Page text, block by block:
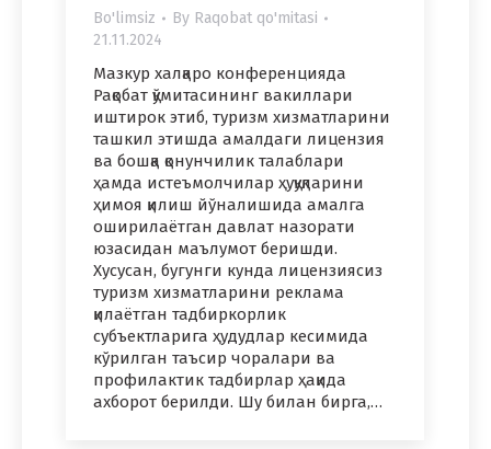
Bo'limsiz By Raqobat qo'mitasi
21.11.2024
Мазкур халқаро конференцияда
Рақобат қўмитасининг вакиллари
иштирок этиб, туризм хизматларини
ташкил этишда амалдаги лицензия
ва бошқа қонунчилик талаблари
ҳамда истеъмолчилар ҳуқуқларини
ҳимоя қилиш йўналишида амалга
оширилаётган давлат назорати
юзасидан маълумот беришди.
Хусусан, бугунги кунда лицензиясиз
туризм хизматларини реклама
қилаётган тадбиркорлик
субъектларига ҳудудлар кесимида
кўрилган таъсир чоралари ва
профилактик тадбирлар ҳақида
ахборот берилди. Шу билан бирга,…